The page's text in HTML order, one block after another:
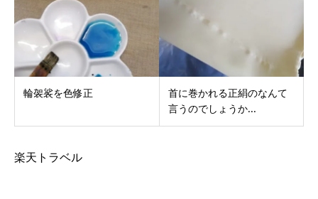
輪袈裟を色修正
首に巻かれる正絹のなんて
言うのでしょうか...
楽天トラベル